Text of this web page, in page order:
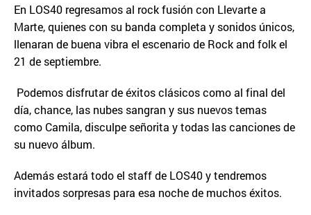
En LOS40 regresamos al rock fusión con Llevarte a
Marte, quienes con su banda completa y sonidos únicos,
llenaran de buena vibra el escenario de Rock and folk el
21 de septiembre.
Podemos disfrutar de éxitos clásicos como al final del
día, chance, las nubes sangran y sus nuevos temas
como Camila, disculpe señorita y todas las canciones de
su nuevo álbum.
Además estará todo el staff de LOS40 y tendremos
invitados sorpresas para esa noche de muchos éxitos.